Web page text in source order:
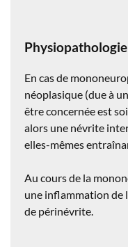
Physiopathologie
En cas de
néoplasique (due à
être concernée est
alors une névrite
elles-mêmes
Au cours de la
une inflammation de
de périnévrite.